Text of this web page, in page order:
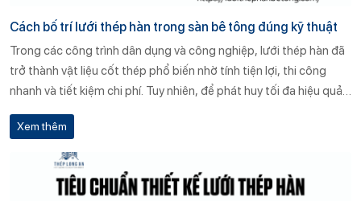
Cách bố trí lưới thép hàn trong sàn bê tông đúng kỹ thuật
Trong các công trình dân dụng và công nghiệp, lưới thép hàn đã
trở thành vật liệu cốt thép phổ biến nhờ tính tiện lợi, thi công
nhanh và tiết kiệm chi phí. Tuy nhiên, để phát huy tối đa hiệu quả
hàn đúng kỹ thuật là yếu tố bắt buộc. Bài viết này sẽ phân tích chi
tiết cách bố trí lưới thép hàn trong sàn bê tông, tiêu chuẩn kỹ
thuật cần tuân thủ và những lưu ý quan trọng.
Xem thêm